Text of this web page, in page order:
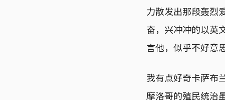
力散发出那段轰烈
奋，兴冲冲的以英
言他，似乎不好意
我有点好奇卡萨布
摩洛哥的殖民统治